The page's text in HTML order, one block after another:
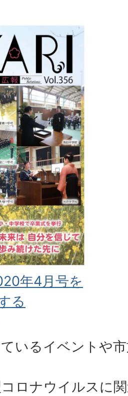
年4月号を
る
いるイベントや
ロナウイルスに